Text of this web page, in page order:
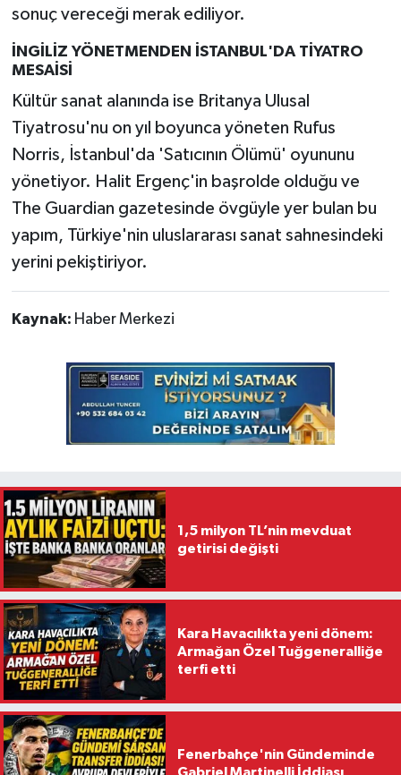
sonuç vereceği merak ediliyor.
İNGİLİZ YÖNETMENDEN İSTANBUL'DA TİYATRO
MESAİSİ
Kültür sanat alanında ise Britanya Ulusal
Tiyatrosu'nu on yıl boyunca yöneten Rufus
Norris, İstanbul'da 'Satıcının Ölümü' oyununu
yönetiyor. Halit Ergenç'in başrolde olduğu ve
The Guardian gazetesinde övgüyle yer bulan bu
yapım, Türkiye'nin uluslararası sanat sahnesindeki
yerini pekiştiriyor.
Kaynak: Haber Merkezi
1,5 milyon TL’nin mevduat
getirisi değişti
Kara Havacılıkta yeni dönem:
Armağan Özel Tuğgeneralliğe
terfi etti
Fenerbahçe'nin Gündeminde